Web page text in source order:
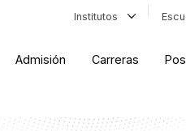
Institutos
Admisión Carreras